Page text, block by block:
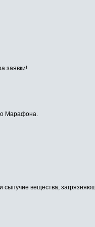
заявки!
Марафона.
вещества,